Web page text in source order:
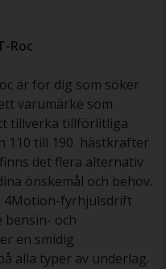
Roc
är för dig som söker
varumärke som
tillverka tillförlitliga
110 till 190 hästkrafter
det flera alternativ
önskemål och behov.
4Motion-fyrhjulsdrift
bensin- och
en smidig
alla typer av underlag.